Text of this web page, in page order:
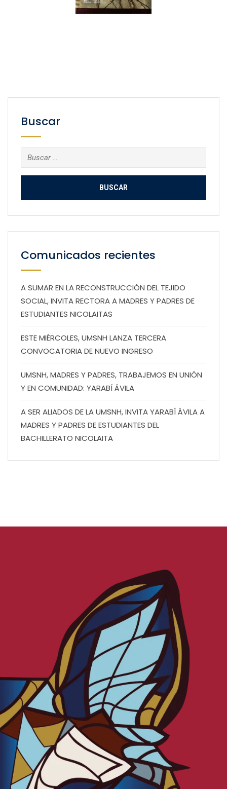
Buscar
Buscar:
Comunicados recientes
A SUMAR EN LA RECONSTRUCCIÓN DEL TEJIDO
SOCIAL, INVITA RECTORA A MADRES Y PADRES DE
ESTUDIANTES NICOLAITAS
ESTE MIÉRCOLES, UMSNH LANZA TERCERA
CONVOCATORIA DE NUEVO INGRESO
UMSNH, MADRES Y PADRES, TRABAJEMOS EN UNIÓN
Y EN COMUNIDAD: YARABÍ ÁVILA
A SER ALIADOS DE LA UMSNH, INVITA YARABÍ ÁVILA A
MADRES Y PADRES DE ESTUDIANTES DEL
BACHILLERATO NICOLAITA